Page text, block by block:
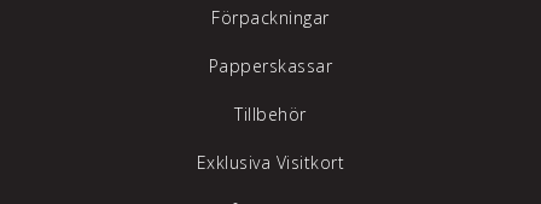
Förpackningar
Papperskassar
Tillbehör
Exklusiva Visitkort